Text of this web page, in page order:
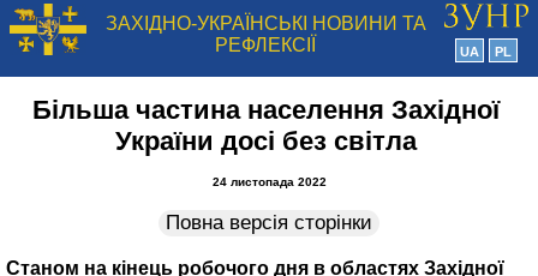
ЗАХІДНО-УКРАЇНСЬКІ НОВИНИ ТА
РЕФЛЕКСІЇ
UA PL
Більша частина населення Західної
України досі без світла
24 листопада 2022
Повна версія сторінки
Станом на кінець робочого дня в областях Західної